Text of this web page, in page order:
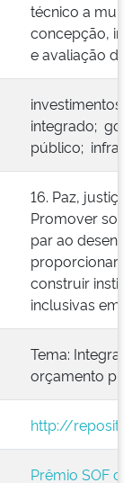
técnico a
concepção,
e avaliação
investimentos
integrado;
público;
16. Paz,
Promover
par ao
proporcionar
construir
inclusivas em
Tema:
orçamento
http://
Prêmio SOF